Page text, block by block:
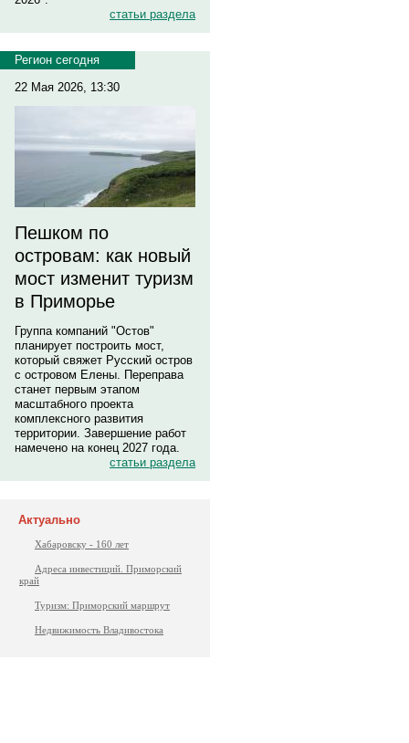
статьи раздела
Регион сегодня
22 Мая 2026, 13:30
Пешком по
островам: как новый
мост изменит туризм
в Приморье
Группа компаний "Остов"
планирует построить мост,
который свяжет Русский остров
с островом Елены. Переправа
станет первым этапом
масштабного проекта
комплексного развития
территории. Завершение работ
намечено на конец 2027 года.
статьи раздела
Актуально
Хабаровску - 160 лет
Адреса инвестиций. Приморский
край
Туризм: Приморский маршрут
Недвижимость Владивостока